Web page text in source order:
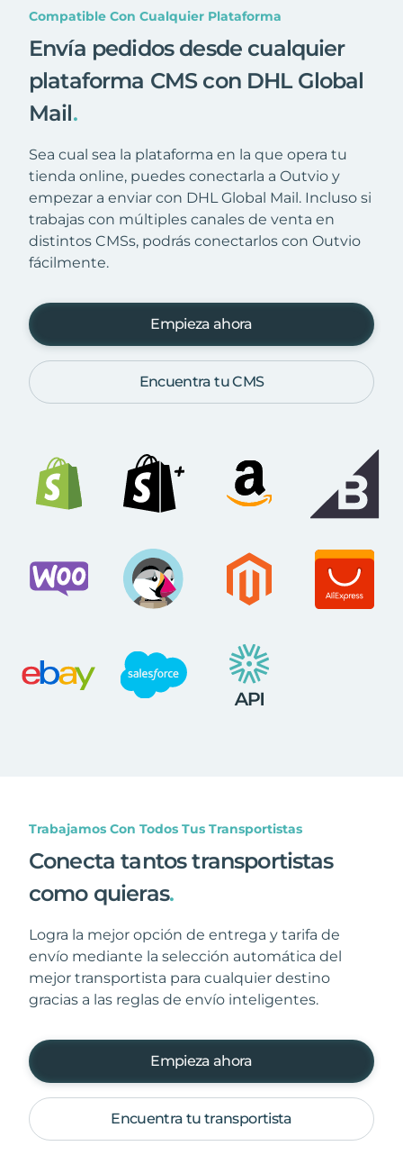
Compatible Con Cualquier Plataforma
Envía pedidos desde cualquier
plataforma CMS con DHL Global
Mail.
Sea cual sea la plataforma en la que opera tu
tienda online, puedes conectarla a Outvio y
empezar a enviar con DHL Global Mail. Incluso si
trabajas con múltiples canales de venta en
distintos CMSs, podrás conectarlos con Outvio
fácilmente.
Empieza ahora
Encuentra tu CMS
Trabajamos Con Todos Tus Transportistas
Conecta tantos transportistas
como quieras.
Logra la mejor opción de entrega y tarifa de
envío mediante la selección automática del
mejor transportista para cualquier destino
gracias a las reglas de envío inteligentes.
Empieza ahora
Encuentra tu transportista